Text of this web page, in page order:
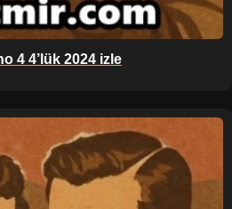
4 4’lük 2024 izle